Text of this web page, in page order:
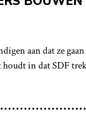
aan dat ze
in dat SDF